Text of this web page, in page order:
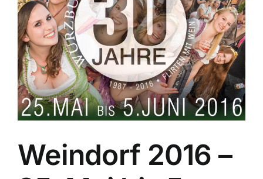
Weindorf 2016 –